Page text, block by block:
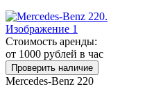
Стоимость аренды:
от 1000 рублей в час
Проверить наличие
Mercedes-Benz 220